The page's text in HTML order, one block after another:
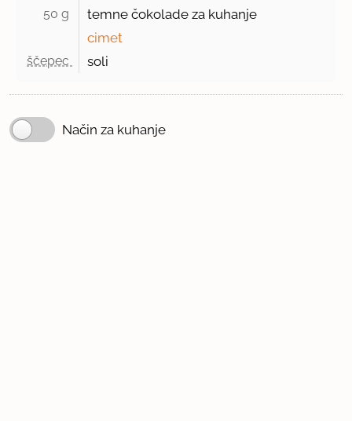
50 g
temne čokolade za kuhanje
cimet
ščepec soli
Način za kuhanje